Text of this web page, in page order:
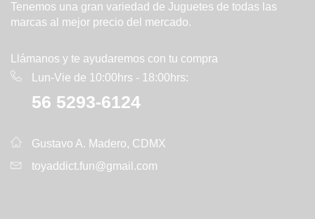
Tenemos una gran variedad de Juguetes de todas las
marcas al mejor precio del mercado.
Llámanos y te ayudaremos con tu compra
Lun-Vie de 10:00hrs - 18:00hrs:
56 5293-6124
Gustavo A. Madero, CDMX
toyaddict.fun@gmail.com